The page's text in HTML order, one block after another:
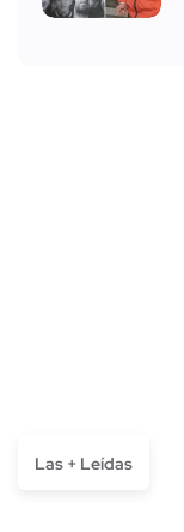
Las + Leídas